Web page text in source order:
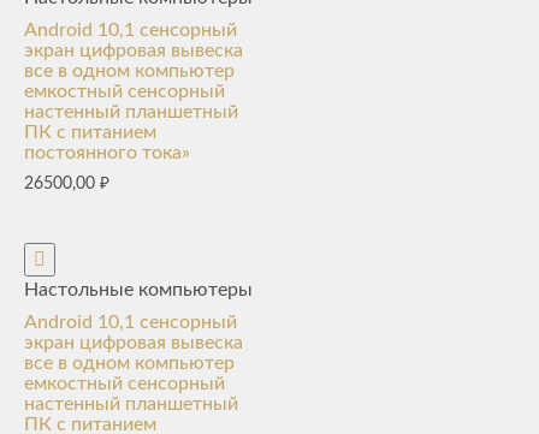
Android 10,1 сенсорный
экран цифровая вывеска
все в одном компьютер
емкостный сенсорный
настенный планшетный
ПК с питанием
постоянного тока»
26500,00 ₽
Настольные компьютеры
Android 10,1 сенсорный
экран цифровая вывеска
все в одном компьютер
емкостный сенсорный
настенный планшетный
ПК с питанием